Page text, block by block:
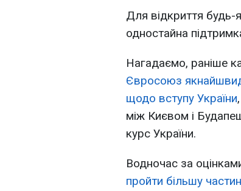
Для відкриття будь-
одностайна
Нагадаємо, раніше
Євросоюз
щодо вступу України
між Києвом і
курс України.
Водночас за
пройти більшу